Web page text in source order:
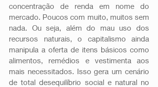
concentração de renda em nome do
mercado. Poucos com muito, muitos sem
nada. Ou seja, além do mau uso dos
recursos naturais, o capitalismo ainda
manipula a oferta de itens básicos como
alimentos, remédios e vestimenta aos
mais necessitados. Isso gera um cenário
de total desequilíbrio social e natural no